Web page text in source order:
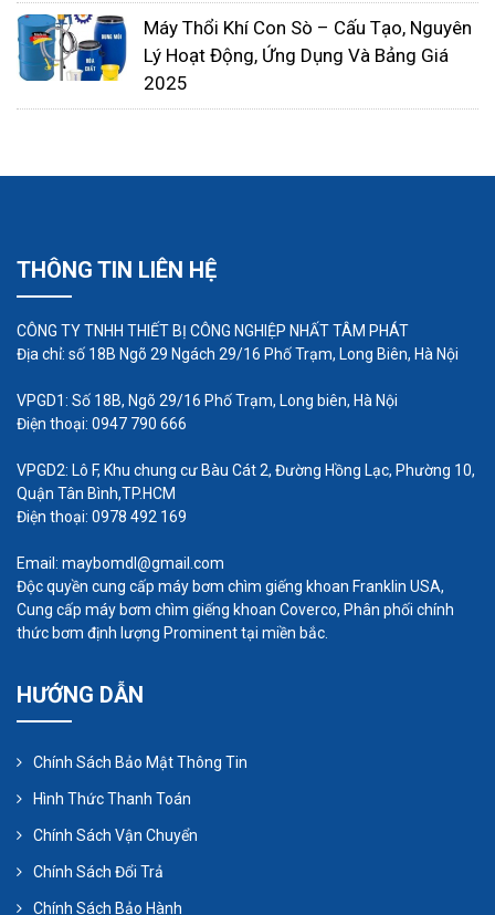
Quốc đã xuất khẩu tua-bin gió chất lượng cao đến
hơn 20 quốc gia trên thế giới.
Máy thổi khí ANLET
máy thổi khác nhau.
Longtech là hãng sản xuất quạt gió đến từ Đài
Loan-Trung Quốc, sau hơn 30 năm tồn tại và phát
triển, Longtech đã trở thành nhà cung cấp máy
thổi khí lớn mạnh và chuyên nghiệp tại Đài Loan.
Máy thổi khí ITO là sản phẩm chất lượng đến từ
Nhật Bản, hiện đang là sản phẩm có tiếng trên thị
trường Việt Nam, được nhiều công ty tư vấn, chủ
đầu tư lựa chọn để đưa vào các nhà máy, dự án
khu công nghiệp lớn.
Máy Thổi Khí Con Sò – Cấu Tạo, Nguyên
Lý Hoạt Động, Ứng Dụng Và Bảng Giá
2025
THÔNG TIN LIÊN HỆ
CÔNG TY TNHH THIẾT BỊ CÔNG NGHIỆP NHẤT TÂM PHÁT
Địa chỉ: số 18B Ngõ 29 Ngách 29/16 Phố Trạm, Long Biên, Hà Nội
VPGD1: Số 18B, Ngõ 29/16 Phố Trạm, Long biên, Hà Nội
Điện thoại: 0947 790 666
VPGD2: Lô F, Khu chung cư Bàu Cát 2, Đường Hồng Lạc, Phường 10,
Quận Tân Bình,TP.HCM
Điện thoại: 0978 492 169
Email: maybomdl@gmail.com
Độc quyền cung cấp máy bơm chìm giếng khoan Franklin USA,
Cung cấp máy bơm chìm giếng khoan Coverco, Phân phối chính
thức bơm định lượng Prominent tại miền bắc.
HƯỚNG DẪN
Chính Sách Bảo Mật Thông Tin
Hình Thức Thanh Toán
Chính Sách Vận Chuyển
Chính Sách Đổi Trả
Chính Sách Bảo Hành